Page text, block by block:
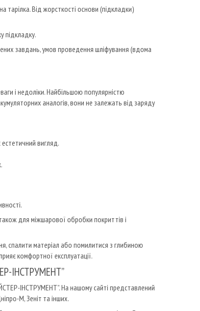
тарілка. Від жорсткості основи (підкладки)
підкладку.
завдань, умов проведення шліфування (вдома
і недоліки. Найбільшою популярністю
аналогів, вони не залежать від заряду
вигляд.
для міжшарової обробки покриттів і
спалити матеріал або помилитися з глибиною
комфортної експлуатації.
ІНСТРУМЕНТ”
ІНСТРУМЕНТ”. На нашому сайті представлений
М, Зеніт та інших.